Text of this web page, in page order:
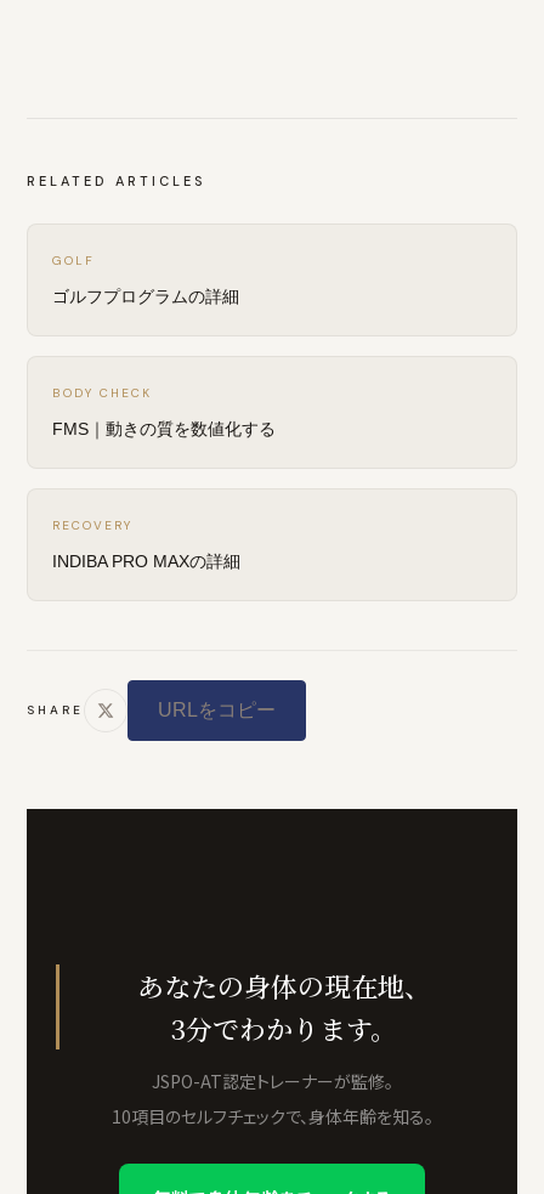
RELATED ARTICLES
GOLF
ゴルフプログラムの詳細
BODY CHECK
FMS｜動きの質を数値化する
RECOVERY
INDIBA PRO MAXの詳細
SHARE URLをコピー
あなたの身体の現在地、
3分でわかります。
JSPO-AT認定トレーナーが監修。
10項目のセルフチェックで、身体年齢を知る。